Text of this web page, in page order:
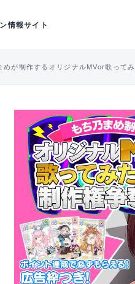
情報サイト
めが制作するオリジナルMVor歌って